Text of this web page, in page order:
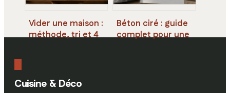
Vider une maison :
méthode, tri et 4
Béton ciré : guide
complet pour une
Cuisine & Déco